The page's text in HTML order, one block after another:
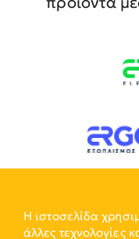
Η ιστοσελίδα
άλλες τεχνολογίες